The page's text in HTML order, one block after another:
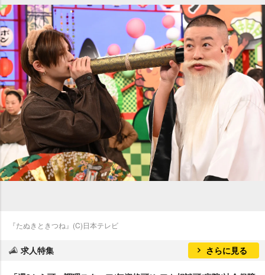
『たぬきときつね』(C)日本テレビ
求人特集 さらに見る